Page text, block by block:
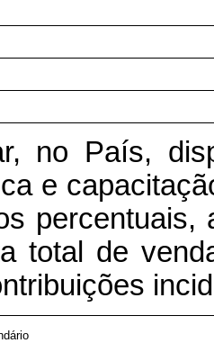
no País,
e
percentuais,
total de